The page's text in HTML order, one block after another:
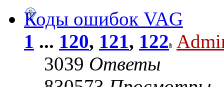
Коды ошибок VAG
1 ... 120, 121, 122
3039 Ответы